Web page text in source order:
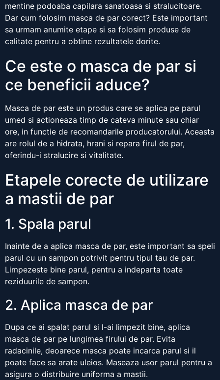
mentine podoaba capilara sanatoasa si stralucitoare.
Dar cum folosim masca de par corect? Este important
sa urmam anumite etape si sa folosim produse de
calitate pentru a obtine rezultatele dorite.
Ce este o masca de par si
ce beneficii aduce?
Masca de par este un produs care se aplica pe parul
umed si actioneaza timp de cateva minute sau chiar
ore, in functie de recomandarile producatorului. Aceasta
are rolul de a hidrata, hrani si repara firul de par,
oferindu-i stralucire si vitalitate.
Etapele corecte de utilizare
a mastii de par
1. Spala parul
Inainte de a aplica masca de par, este important sa speli
parul cu un sampon potrivit pentru tipul tau de par.
Limpezeste bine parul, pentru a indeparta toate
reziduurile de sampon.
2. Aplica masca de par
Dupa ce ai spalat parul si l-ai limpezit bine, aplica
masca de par pe lungimea firului de par. Evita
radacinile, deoarece masca poate incarca parul si il
poate face sa arate uleios. Maseaza usor parul pentru a
asigura o distribuire uniforma a mastii.